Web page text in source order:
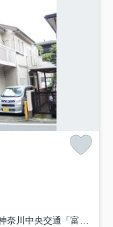
士山下（バス）」 停歩3分